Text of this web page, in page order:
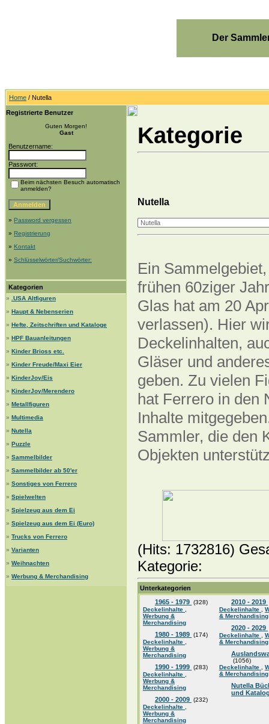
Der
Home / Nutella
Registrierte Benutzer
Guten Morgen!
Gast
Benutzername:
Passwort:
Beim nächsten Besuch automatisch
anmelden?
» Password vergessen
» Registrierung
» Kontakt
» Schlüsselwörter/Suchwörter:
Kategorien
»
.USA Altfiguren
» Haupt & Nebenserien
» Hefte, Zeitschriften und Kataloge
» HPF Bauanleitungen
» Kinder Brioss etc.
» Kinder Freude/Maxi Eier
» KinderJoy/Eis
» KinderJoy/Merendero
» Metallfiguren
» Multimedia
» Nutella
» Puzzle
» Sammelbilder
» Sammelbilder ab 50'er
» Sonstiges von Ferrero
» Spielwelten
» Spielzeug aus dem Ei
» Spielzeug aus dem Ei (Euro)
» Trucks von Ferrero
» Varianten
» Weihnachten
» Werbung & Merchandising
Kategorie
Nutella
Ein
frühen 60ziger
Glas hat am 20
verlassen). Hier
Deckelinhalten,
Gläser und
geben. Zu vielen
hat Ferrero in den
Inhalte
Sammler, die den
Objekten
(Hits: 1732816)
Kategorie:
Unterkategorien
1965 - 1979 (328)
Deckelinhalte
Werbung &
Merchandising
1980 - 1989 (174)
Deckelinhalte
Werbung &
Merchandising
1990 - 1999 (283)
Deckelinhalte
Werbung &
Merchandising
2000 - 2009 (232)
Deckelinhalte
Werbung &
Merchandising
2010 - 2019
Deckelinhalte
& Merchandising
2020 - 2029
Deckelinhalte
& Merchandising
(1056)
Deckelinhalte
& Merchandising
Nutella
und